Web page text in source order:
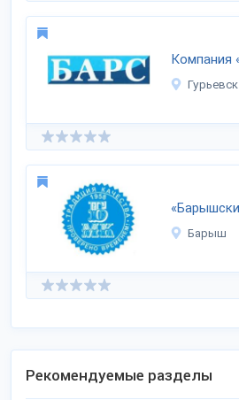
Компания
Гурьевск
Барыш
Рекомендуемые разделы